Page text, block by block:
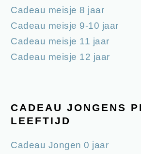
Cadeau meisje 8 jaar
Cadeau meisje 9-10 jaar
Cadeau meisje 11 jaar
Cadeau meisje 12 jaar
CADEAU JONGENS
LEEFTIJD
Cadeau Jongen 0 jaar